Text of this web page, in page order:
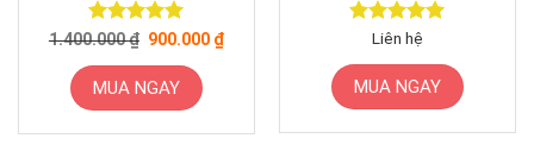
Được xếp
1.400.000₫ Giá
gốc
là:
1.400.000 ₫.
900.000 ₫Giá
MUA NGAY
Được xếp
sao
Liên hệ
MUA NGAY